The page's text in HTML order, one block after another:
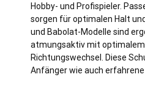
Hobby- und Profispieler.
sorgen für optimalen Halt
und Babolat-Modelle sind
atmungsaktiv mit optimalem
Richtungswechsel. Diese
Anfänger wie auch erfahrene